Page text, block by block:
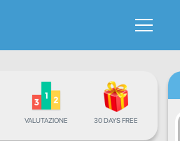
VALUTAZIONE 30 DAYS FREE